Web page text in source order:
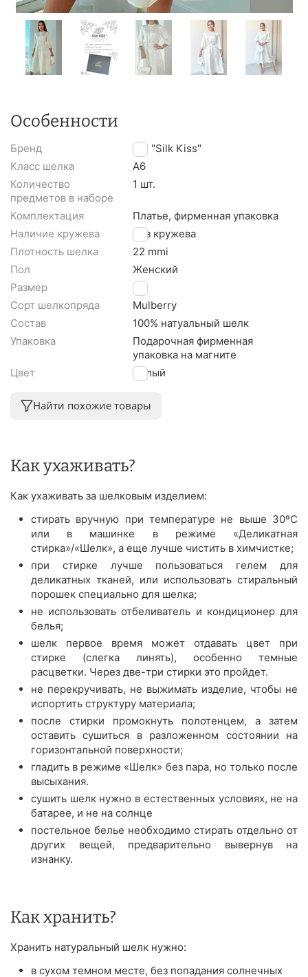
Особенности
Бренд
TM "Silk Kiss"
Класс шелка
A6
Количество
предметов в наборе
1 шт.
Комплектация
Платье, фирменная упаковка
Наличие кружева
Без кружева
Плотность шелка
22 mmi
Пол
Женский
Размер
XL
Сорт шелкопряда
Mulberry
Состав
100% натуальный шелк
Упаковка
Подарочная фирменная
упаковка на магните
Цвет
Белый
Найти похожие товары
Как ухаживать?
Как ухаживать за шелковым изделием:
стирать вручную при температуре не выше 30ºС
или в машинке в режиме «Деликатная
стирка»/«Шелк», а еще лучше чистить в химчистке;
при стирке лучше пользоваться гелем для
деликатных тканей, или использовать стиральный
порошек специально для шелка;
не использовать отбеливатель и кондиционер для
белья;
шелк первое время может отдавать цвет при
стирке (слегка линять), особенно темные
расцветки. Через две-три стирки это пройдет.
не перекручивать, не выжимать изделие, чтобы не
испортить структуру материала;
после стирки промокнуть полотенцем, а затем
оставить сушиться в разложенном состоянии на
горизонтальной поверхности;
гладить в режиме «Шелк» без пара, но только после
высыхания.
сушить шелк нужно в естественных условиях, не на
батарее, и не на солнце
постельное белье необходимо стирать отдельно от
других вещей, предварительно вывернув на
изнанку.
Как хранить?
Хранить натуральный шелк нужно:
в сухом темном месте, без попадания солнечных